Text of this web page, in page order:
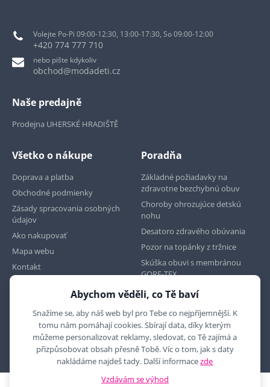
Volejte Po-Pi 09:00-12:30, 13:00-17:30, So 09:00-12:00
+420 774 777 710
nebo pište kdykoliv
obchod@modadeti.cz
Naše predajně
Prodejna UHERSKÉ HRADIŠTĚ
Všetko o nákupe
Doprava a platba
Obchodné podmienky
Zásady spracovania osobných
údajov
Ako nakupovať
Mapa webu
Kontakt
Poradňa
Základné požiadavky na
zdravotne bezchybnú obuv
Choroby ohrozujúce detskú
nohu
Desatoro zdravého obúvania
Pozor na topánky z tržnice
Skúška obuvi s membránou
GORE-TEX
Abychom věděli, co Tě baví
Snažíme se, aby náš web byl pro Tebe co nejpříjemnější. K
tomu nám pomáhají cookies. Sbírají data, díky kterým
můžeme personalizovat reklamy, sledovat, co Tě zajímá a
přizpůsobovat obsah přesně Tobě. Víc o tom, jak s daty
nakládáme najdeš tady. Další informacezde
Vzdávám se výhod